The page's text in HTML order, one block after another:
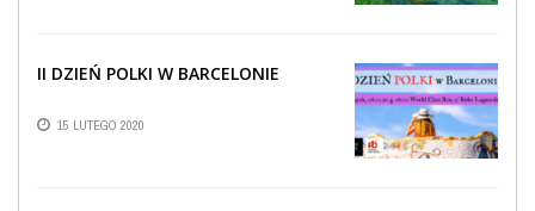
II DZIEŃ POLKI W BARCELONIE
15 LUTEGO 2020